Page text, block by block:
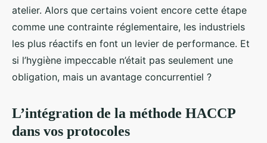
atelier. Alors que certains voient encore cette étape
comme une contrainte réglementaire, les industriels
les plus réactifs en font un levier de performance. Et
si l’hygiène impeccable n’était pas seulement une
obligation, mais un avantage concurrentiel ?
L’intégration de la méthode HACCP
dans vos protocoles